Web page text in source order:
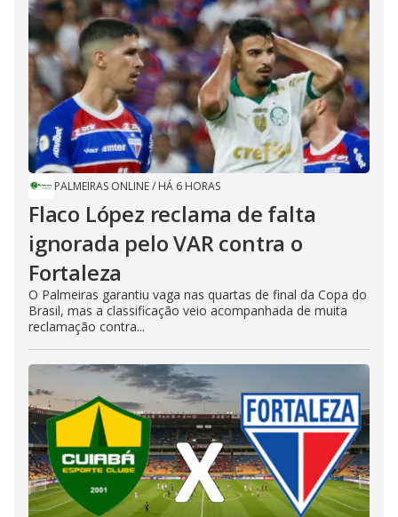
PALMEIRAS ONLINE/ HÁ 6 HORAS
Flaco López reclama de falta
ignorada pelo VAR contra o
Fortaleza
O Palmeiras garantiu vaga nas quartas de final da Copa do
Brasil, mas a classificação veio acompanhada de muita
reclamação contra...